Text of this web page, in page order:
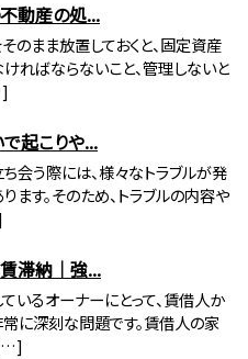
動産の処...
のまま放置しておくと、固定資産
ればならないこと、管理しないと
起こりや...
会う際には、様々なトラブルが発
ます。そのため、トラブルの内容や
滞納｜強...
いるオーナーにとって、賃借人か
に深刻な問題です。賃借人の家
[…]